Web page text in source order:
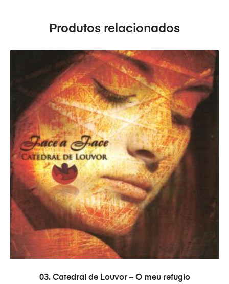
Produtos relacionados
COMPRAR
03. Catedral de Louvor – O meu refugio